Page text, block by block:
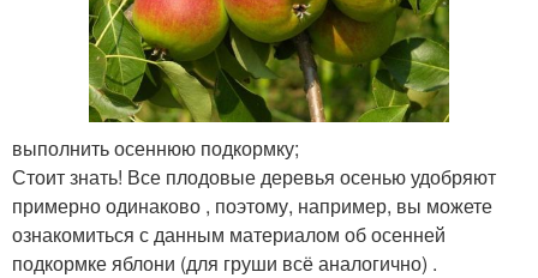
выполнить осеннюю подкормку;
Стоит знать! Все плодовые деревья осенью удобряют
примерно одинаково , поэтому, например, вы можете
ознакомиться с данным материалом об осенней
подкормке яблони (для груши всё аналогично) .